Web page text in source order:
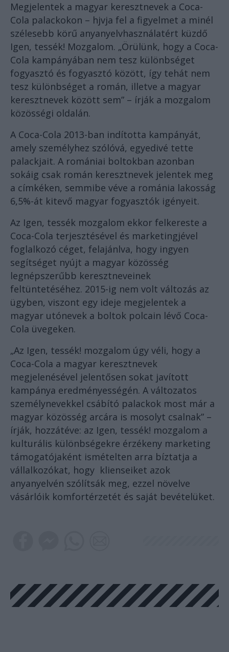
Megjelentek a magyar keresztnevek a Coca-
Cola palackokon – hjvja fel a figyelmet a minél
szélesebb körű anyanyelvhasználatért küzdő
Igen, tessék! Mozgalom. „Örülünk, hogy a Coca-
Cola kampányában nem tesz különbséget
fogyasztó és fogyasztó között, így tehát nem
tesz különbséget a román, illetve a magyar
keresztnevek között sem” – írják a mozgalom
közösségi oldalán.
A Coca-Cola 2013-ban indította kampányát,
amely személyhez szólóvá, egyedivé tette
palackjait. A romániai boltokban azonban
sokáig csak román keresztnevek jelentek meg
a címkéken, semmibe véve a románia lakosság
6,5%-át kitevő magyar fogyasztók igényeit.
Az Igen, tessék mozgalom ekkor felkereste a
Coca-Cola terjesztésével és marketingjével
foglalkozó céget, felajánlva, hogy ingyen
segítséget nyújt a magyar közösség
legnépszerűbb keresztneveinek
feltüntetéséhez. 2015-ig nem volt változás az
ügyben, viszont egy ideje megjelentek a
magyar utónevek a boltok polcain lévő Coca-
Cola üvegeken.
„Az Igen, tessék! mozgalom úgy véli, hogy a
Coca-Cola a magyar keresztnevek
megjelenésével jelentősen sokat javított
kampánya eredményességén. A változatos
személynevekkel csábító palackok most már a
magyar közösség arcára is mosolyt csalnak” –
írják, hozzátéve: az Igen, tessék! mozgalom a
kulturális különbségekre érzékeny marketing
támogatójaként ismételten arra bíztatja a
vállalkozókat, hogy klienseiket azok
anyanyelvén szólítsák meg, ezzel növelve
vásárlóik komfortérzetét és saját bevételüket.